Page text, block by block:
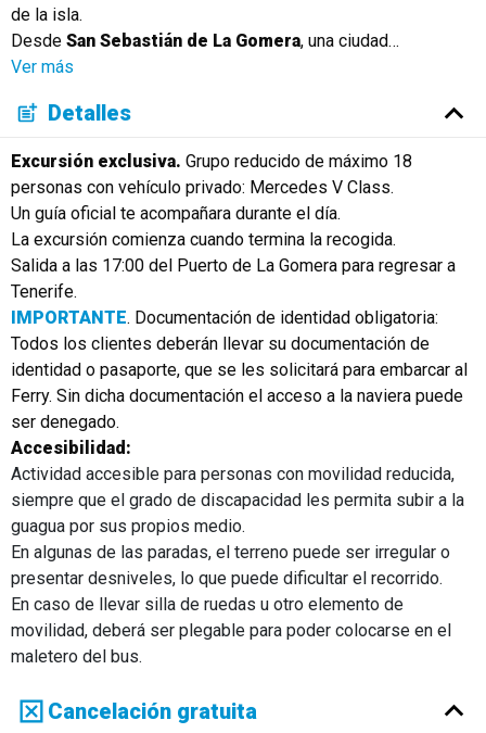
de la isla.
Desde San Sebastián de La Gomera, una ciudad…
Ver más
Detalles
Excursión exclusiva. Grupo reducido de máximo 18
personas con vehículo privado: Mercedes V Class.
Un guía oficial te acompañara durante el día.
La excursión comienza cuando termina la recogida.
Salida a las 17:00 del Puerto de La Gomera para regresar a
Tenerife.
IMPORTANTE. Documentación de identidad obligatoria:
Todos los clientes deberán llevar su documentación de
identidad o pasaporte, que se les solicitará para embarcar al
Ferry. Sin dicha documentación el acceso a la naviera puede
ser denegado.
Accesibilidad:
Actividad accesible para personas con movilidad reducida,
siempre que el grado de discapacidad les permita subir a la
guagua por sus propios medio.
En algunas de las paradas, el terreno puede ser irregular o
presentar desniveles, lo que puede dificultar el recorrido.
En caso de llevar silla de ruedas u otro elemento de
movilidad, deberá ser plegable para poder colocarse en el
maletero del bus.
Cancelación gratuita